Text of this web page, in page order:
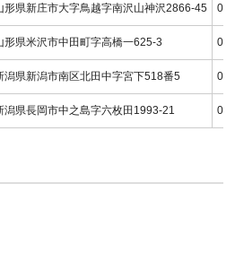
県新庄市大字鳥越字南沢山神沢2866-45
県米沢市中田町字高橋一625-3
県新潟市南区北田中字宮下518番5
県長岡市中之島字六枚田1993-21